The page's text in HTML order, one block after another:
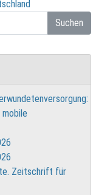
Suchen
Zeitschrift für